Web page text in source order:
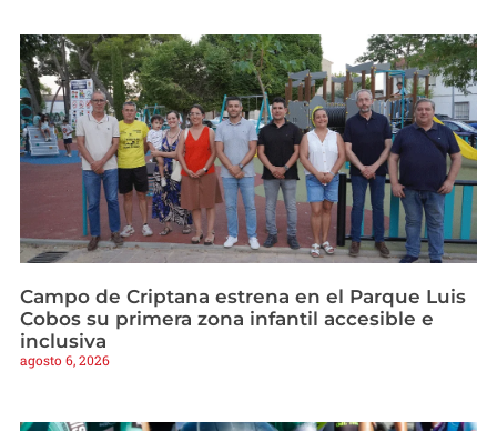
Campo de Criptana estrena en el Parque Luis
Cobos su primera zona infantil accesible e
inclusiva
agosto 6, 2026